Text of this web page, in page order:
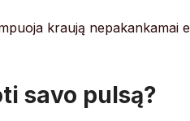
kraują nepakankamai
savo pulsą?